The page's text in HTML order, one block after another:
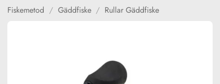
Fiskemetod / Gäddfiske / Rullar Gäddfiske